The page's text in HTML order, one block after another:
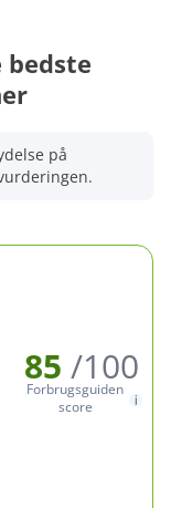
bedste
på
85 /100
Forbrugsguiden
score